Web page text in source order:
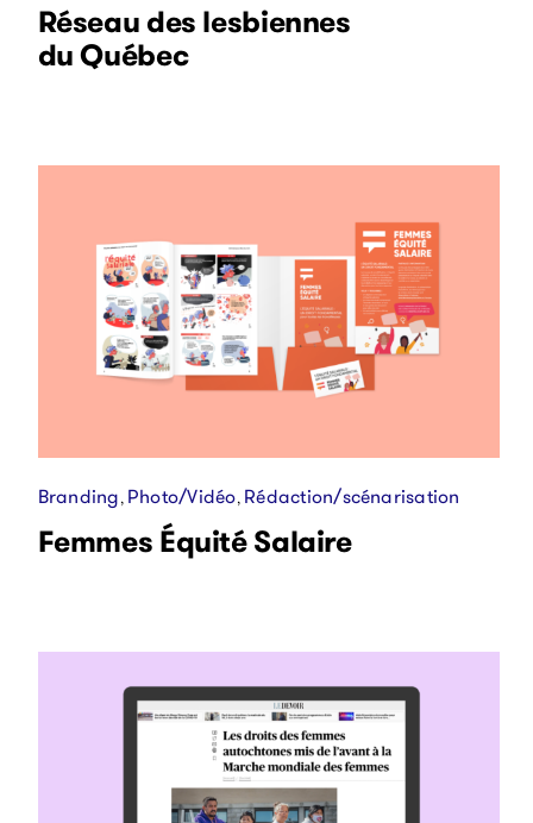
Réseau des lesbiennes
du Québec
Femmes Équité Salaire
Branding, Photo/Vidéo, Rédaction/scénarisation